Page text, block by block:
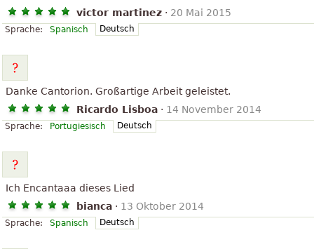
victor martinez · 20 Mai 2015
Sprache: Spanisch Deutsch
Danke Cantorion. Großartige Arbeit geleistet.
Ricardo Lisboa · 14 November 2014
Sprache: Portugiesisch Deutsch
Ich Encantaaa dieses Lied
bianca · 13 Oktober 2014
Sprache: Spanisch Deutsch